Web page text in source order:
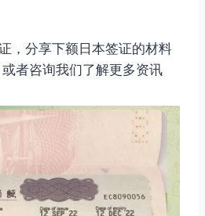
，分享下额日本签证的材料
者咨询我们了解更多资讯